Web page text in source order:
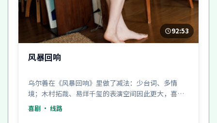
92:53
风暴回响
乌尔善在《风暴回响》里做了减法：少台词、多情
境；木村拓哉、易烊千玺的表演空间因此更大，喜剧
冲突也更刺。
喜剧 · 线路